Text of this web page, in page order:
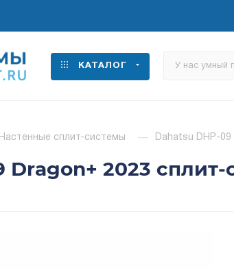
КАТАЛОГ
Настенные сплит-системы — Dahatsu DHP-
Dragon+ 2023 сплит-